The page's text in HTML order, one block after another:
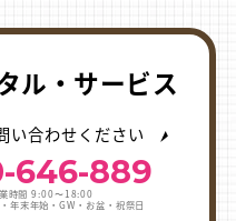
ル・サービス
い合わせください
646-889
時間 9:00〜18:00
年末年始・GW・お盆・祝祭日